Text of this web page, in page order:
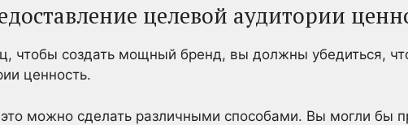
целевой аудитории
чтобы создать мощный бренд, вы должны убедиться,
ценность.
можно сделать различными способами. Вы могли бы